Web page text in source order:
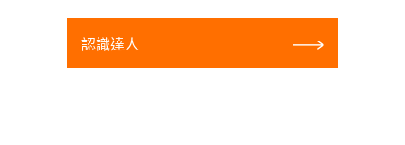
認識達人